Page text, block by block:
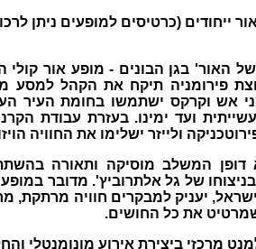
ייחודים (כרטיסים למופעים ניתן
האור' בגן הבונים - מופע אור
פירומניה תיקח את הקהל
אש וקרקס ישתמשו בחומת העיר
ועד ימינו. בעזרת עבודת
ולייזר ישלימו את החוויה
דופן המשלב מוסיקה ותאורה
של גל אלתרוביץ'. מדובר במופע
יעניק למבקרים חוויה
את כל החושים.